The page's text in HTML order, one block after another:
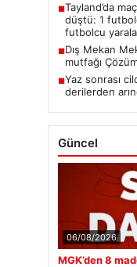
■Tayland’da
düştü: 1
futbolcu
■Dış Mekan
mutfağı
■Yaz sonrası
derilerden
Güncel
06/08/2026
MGK’den 8